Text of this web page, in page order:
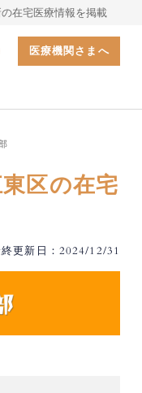
在宅医療情報を掲載
医療機関さまへ
東区の在宅
更新日：2024/12/31